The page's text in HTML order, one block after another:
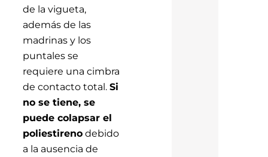
de la vigueta,
además de las
madrinas y los
puntales se
requiere una cimbra
de contacto total. Si
no se tiene, se
puede colapsar el
poliestirenodebido
a la ausencia de